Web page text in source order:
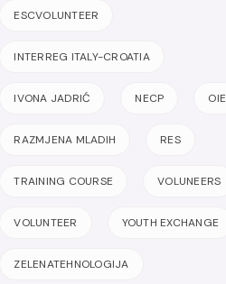
ESCVOLUNTEER
INTERREG ITALY-CROATIA
IVONA JADRIĆ NECP OIE
RAZMJENA MLADIH RES
TRAINING COURSE VOLUNEERS
VOLUNTEER YOUTH EXCHANGE
ZELENATEHNOLOGIJA